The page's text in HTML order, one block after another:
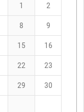
1 2
8 9
15 16
22 23
29 30